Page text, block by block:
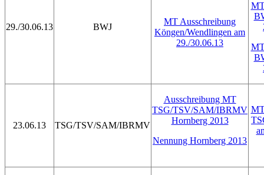
29./30.06.13 BWJ
MT Ausschreibung
Köngen/Wendlingen am
29./30.06.13
23.06.13 TSG/TSV/SAM/IBRMV
Ausschreibung MT
TSG/TSV/SAM/IBRMV
Hornberg 2013
Nennung Hornberg 2013